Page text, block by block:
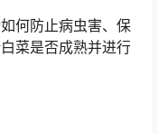
何防止病虫害、保
菜是否成熟并进行